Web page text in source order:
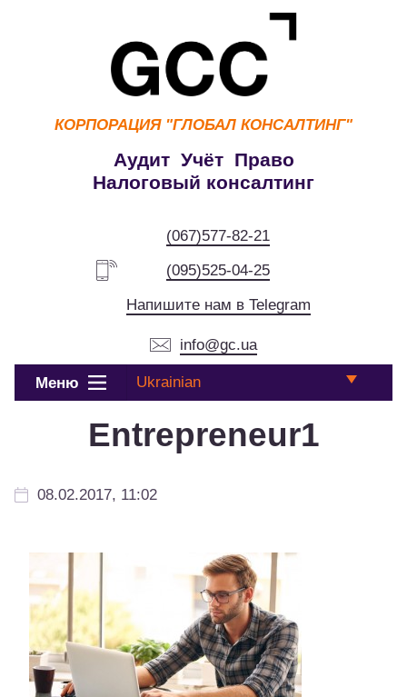
КОРПОРАЦИЯ "ГЛОБАЛ КОНСАЛТИНГ"
Аудит Учёт Право
Налоговый консалтинг
(067)577-82-21
(095)525-04-25
Напишите нам в Telegram
info@gc.ua
Меню Ukrainian
Entrepreneur1
08.02.2017, 11:02